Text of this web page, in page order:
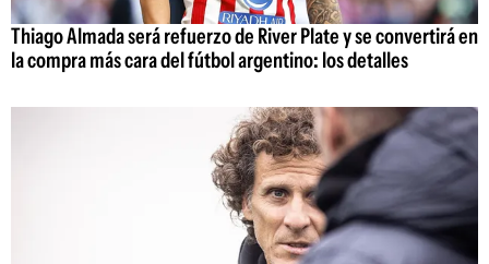
Thiago Almada será refuerzo de River Plate y se convertirá en
la compra más cara del fútbol argentino: los detalles